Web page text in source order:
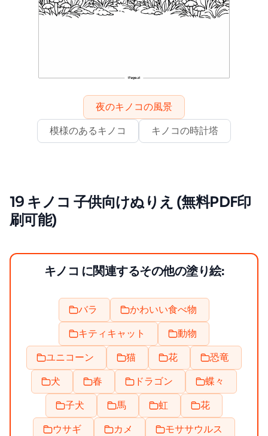
夜のキノコの風景
模様のあるキノコ
キノコの時計塔
19 キノコ 子供向けぬりえ (無料PDF印
刷可能)
キノコ に関連するその他の塗り絵:
バラ
かわいい食べ物
キティキャット
動物
ユニコーン
猫 花
恐竜
犬
春 ドラゴン
蝶々
子犬
馬 虹
花
ウサギ
カメ
モササウルス